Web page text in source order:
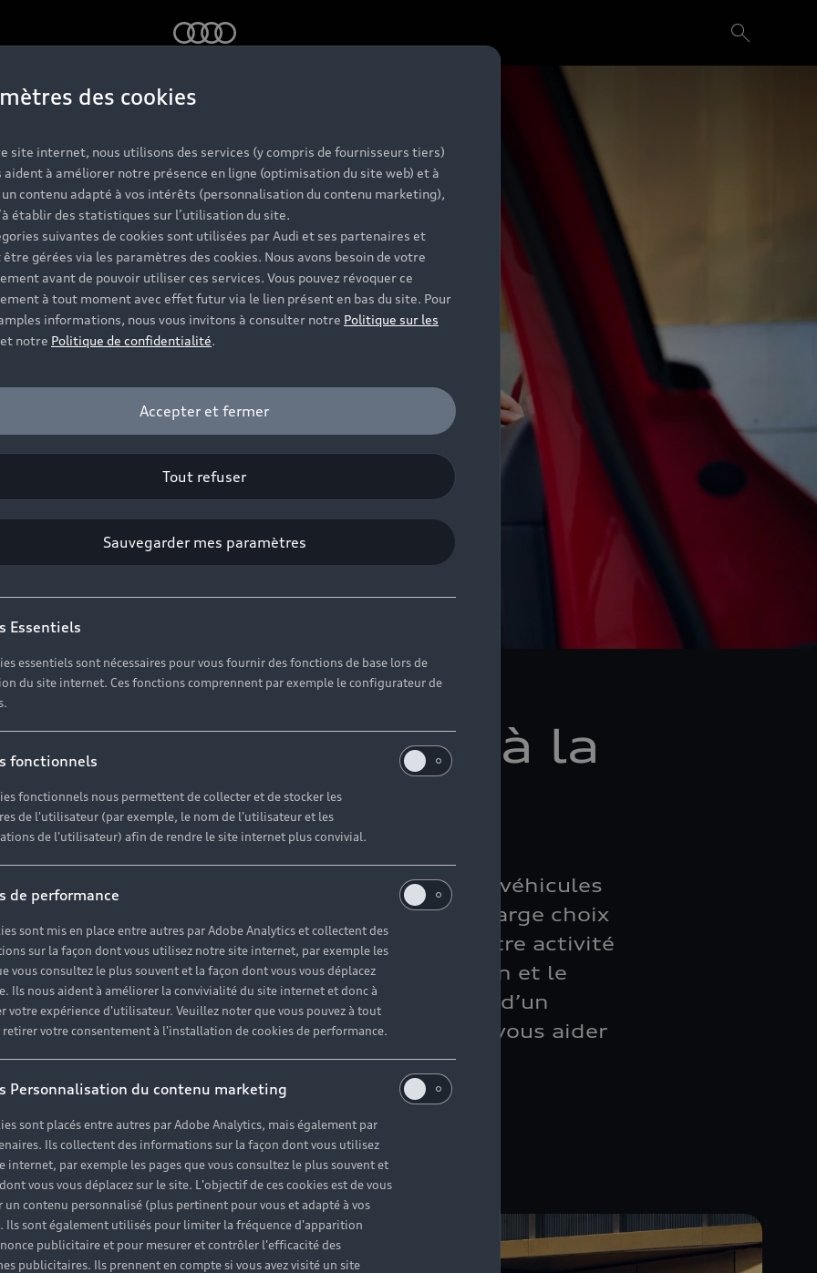
des cookies
site internet, nous utilisons des services (y compris de fournisseurs tiers)
aident à améliorer notre présence en ligne (optimisation du site web) et à
contenu adapté à vos intérêts (personnalisation du contenu marketing),
établir des statistiques sur l’utilisation du site.
suivantes de cookies sont utilisées par Audi et ses partenaires et
être gérées via les paramètres des cookies. Nous avons besoin de votre
avant de pouvoir utiliser ces services. Vous pouvez révoquer ce
à tout moment avec effet futur via le lien présent en bas du site. Pour
informations, nous vous invitons à consulter notre Politique sur les
et notre Politique de confidentialité.
Accepter et fermer
Tout refuser
Sauvegarder mes paramètres
Essentiels
essentiels sont nécessaires pour vous fournir des fonctions de base lors de
du site internet. Ces fonctions comprennent par exemple le configurateur de
fonctionnels
fonctionnels nous permettent de collecter et de stocker les
de l'utilisateur (par exemple, le nom de l'utilisateur et les
de l'utilisateur) afin de rendre le site internet plus convivial.
de performance
sont mis en place entre autres par Adobe Analytics et collectent des
sur la façon dont vous utilisez notre site internet, par exemple les
vous consultez le plus souvent et la façon dont vous vous déplacez
Ils nous aident à améliorer la convivialité du site internet et donc à
votre expérience d'utilisateur. Veuillez noter que vous pouvez à tout
votre consentement à l'installation de cookies de performance.
Personnalisation du contenu marketing
sont placés entre autres par Adobe Analytics, mais également par
Ils collectent des informations sur la façon dont vous utilisez
internet, par exemple les pages que vous consultez le plus souvent et
vous vous déplacez sur le site. L'objectif de ces cookies est de vous
un contenu personnalisé (plus pertinent pour vous et adapté à vos
Ils sont également utilisés pour limiter la fréquence d'apparition
publicitaire et pour mesurer et contrôler l'efficacité des
publicitaires. Ils prennent en compte si vous avez visité un site
accédez à la
de demain
Audi avec nos offres du moment sur nos véhicules
l’entretien et les accessoires. Accédez à un large choix
exclusives spécialement pensés pour votre activité
solutions personnalisables pour l’entretien et le
votre Audi. Profitez d’experts qualifiés et d’un
sur mesure sur la fiscalité automobile pour vous aider
long de votre mobilité professionnelle.